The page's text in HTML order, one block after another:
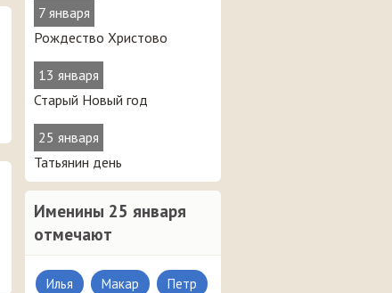
7 января
Рождество Христово
13 января
Старый Новый год
25 января
Татьянин день
Именины 25 января
отмечают
Илья Макар Петр